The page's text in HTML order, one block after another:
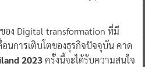
อง Digital transformation ที่มี
นการเติบโตของธุรกิจปัจจุบัน คาด
2023ครั้งนี้จะได้รับความสนใจ